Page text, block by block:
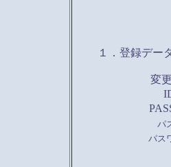
１．登録デー
変
パ
パス